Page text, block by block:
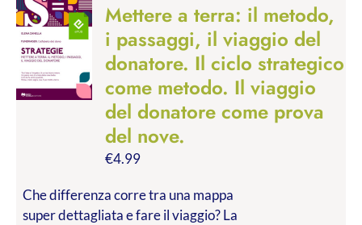
Mettere a terra: il metodo,
i passaggi, il viaggio del
donatore. Il ciclo strategico
come metodo. Il viaggio
del donatore come prova
del nove.
€4.99
Che differenza corre tra una mappa
super dettagliata e fare il viaggio? La